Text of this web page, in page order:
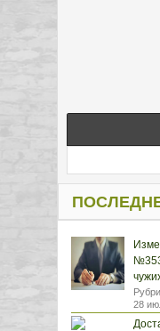
28